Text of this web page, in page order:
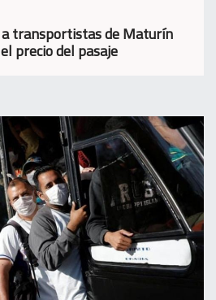
transportistas de Maturín
precio del pasaje